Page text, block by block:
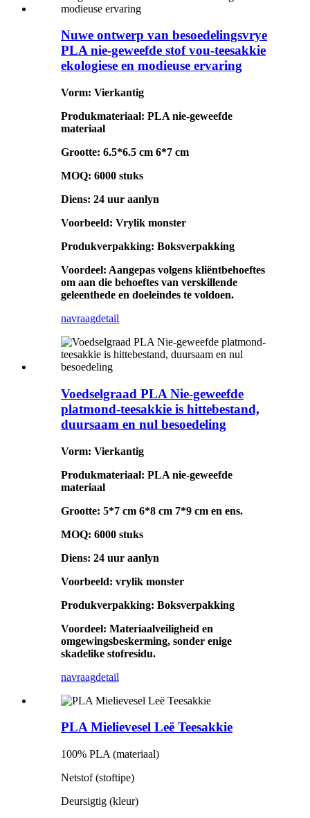
Nuwe ontwerp van besoedelingsvrye
PLA nie-geweefde stof vou-teesakkie
ekologiese en modieuse ervaring
Vorm: Vierkantig
Produkmateriaal: PLA nie-geweefde
materiaal
Grootte: 6.5*6.5 cm 6*7 cm
MOQ: 6000 stuks
Diens: 24 uur aanlyn
Voorbeeld: Vrylik monster
Produkverpakking: Boksverpakking
Voordeel: Aangepas volgens kliëntbehoeftes
om aan die behoeftes van verskillende
geleenthede en doeleindes te voldoen.
navraagdetail
Voedselgraad PLA Nie-geweefde
platmond-teesakkie is hittebestand,
duursaam en nul besoedeling
Vorm: Vierkantig
Produkmateriaal: PLA nie-geweefde
materiaal
Grootte: 5*7 cm 6*8 cm 7*9 cm en ens.
MOQ: 6000 stuks
Diens: 24 uur aanlyn
Voorbeeld: vrylik monster
Produkverpakking: Boksverpakking
Voordeel: Materiaalveiligheid en
omgewingsbeskerming, sonder enige
skadelike stofresidu.
navraagdetail
PLA Mielievesel Leë Teesakkie
100% PLA (materiaal)
Netstof (stoftipe)
Deursigtig (kleur)